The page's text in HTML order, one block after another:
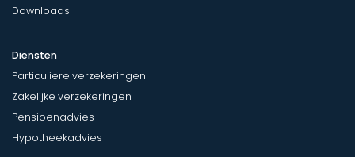
Downloads
Diensten
Particuliere verzekeringen
Zakelijke verzekeringen
Pensioenadvies
Hypotheekadvies